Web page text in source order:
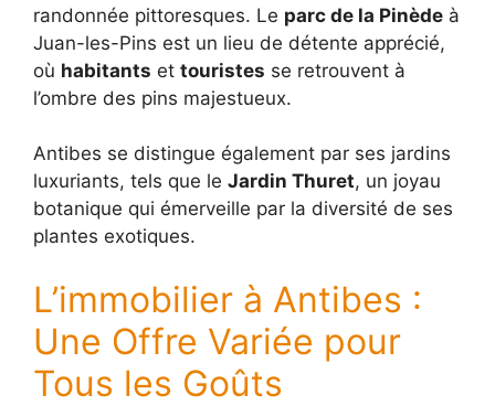
randonnée pittoresques. Le parc de la Pinède à
Juan-les-Pins est un lieu de détente apprécié,
où habitants et touristes se retrouvent à
l’ombre des pins majestueux.
Antibes se distingue également par ses jardins
luxuriants, tels que le Jardin Thuret, un joyau
botanique qui émerveille par la diversité de ses
plantes exotiques.
L’immobilier à Antibes :
Une Offre Variée pour
Tous les Goûts